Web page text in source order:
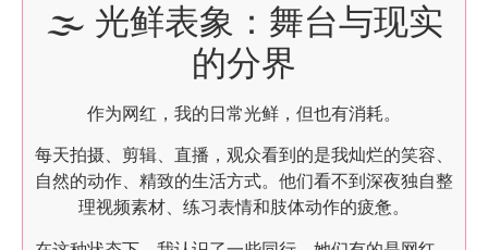
🌫️ 光鲜表象：舞台与现实
的分界
作为网红，我的日常光鲜，但也有消耗。
每天拍摄、剪辑、直播，观众看到的是我灿烂的笑容、
自然的动作、精致的生活方式。他们看不到深夜独自整
理视频素材、练习表情和肢体动作的疲惫。